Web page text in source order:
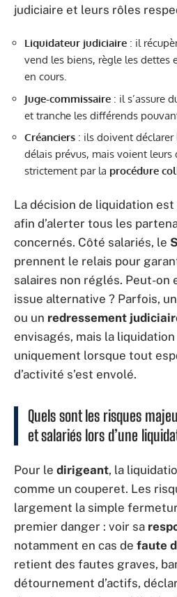
judiciaire et leurs rôles
Liquidateur judiciaire : il
vend les biens, règle les dettes
en cours.
Juge-commissaire : il s’assure
et tranche les différends
Créanciers : ils doivent déclarer
délais prévus, mais voient leurs
strictement par la procédure
La décision de liquidation est
afin d’alerter tous les
concernés. Côté salariés, le
prennent le relais pour
salaires non réglés. Peut-on
issue alternative ? Parfois, un
ou un redressement
envisagés, mais la
uniquement lorsque tout
d’activité s’est envolé.
Quels sont les risques
et salariés lors d’une
Pour le dirigeant, la
comme un couperet. Les
largement la simple
premier danger : voir sa
notamment en cas de faute
retient des fautes graves,
détournement d’actifs,